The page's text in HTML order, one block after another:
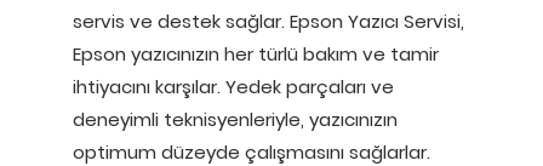
servis ve destek sağlar. Epson Yazıcı Servisi,
Epson yazıcınızın her türlü bakım ve tamir
ihtiyacını karşılar. Yedek parçaları ve
deneyimli teknisyenleriyle, yazıcınızın
optimum düzeyde çalışmasını sağlarlar.